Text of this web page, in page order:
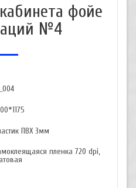
фойе
№4
ПВХ 3мм
пленка 720 dpi,